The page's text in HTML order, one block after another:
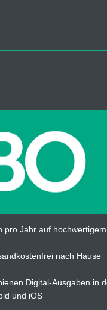
pro Jahr auf hochwertigem
nach Hause
Digital-Ausgaben in
und iOS